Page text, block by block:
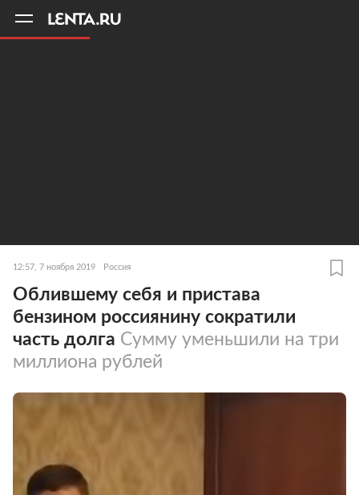
12:57, 7 ноября 2019 Россия
Облившему себя и пристава
бензином россиянину сократили
часть долга Сумму уменьшили на три
миллиона рублей